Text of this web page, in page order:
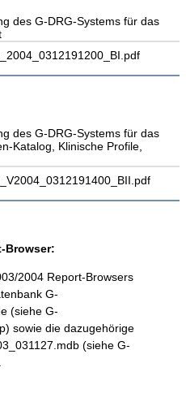
des G-DRG-Systems für das
des G-DRG-Systems für das
Katalog, Klinische Profile,
Browser:
2004 Report-Browsers
G-
(siehe G-
sowie die dazugehörige
(siehe G-